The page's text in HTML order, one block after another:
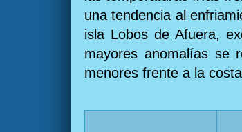
una tendencia al
isla Lobos de Afuera,
mayores anomalías se
menores frente a la